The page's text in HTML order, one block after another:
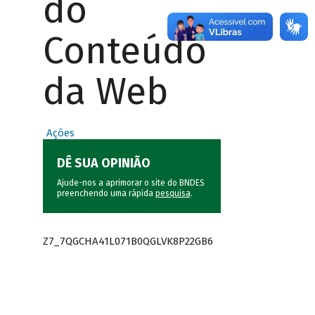
do
Conteúdo
da Web
Ações
DÊ SUA OPINIÃO
Ajude-nos a aprimorar o site do BNDES
preenchendo uma rápida pesquisa.
Z7_7QGCHA41L071B0QGLVK8P22GB6